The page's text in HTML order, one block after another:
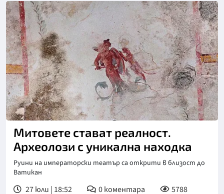
Митовете стават реалност.
Археолози с уникална находка
Руини на императорски театър са открити в близост до
Ватикан
27 юли | 18:52 0коментара 5788